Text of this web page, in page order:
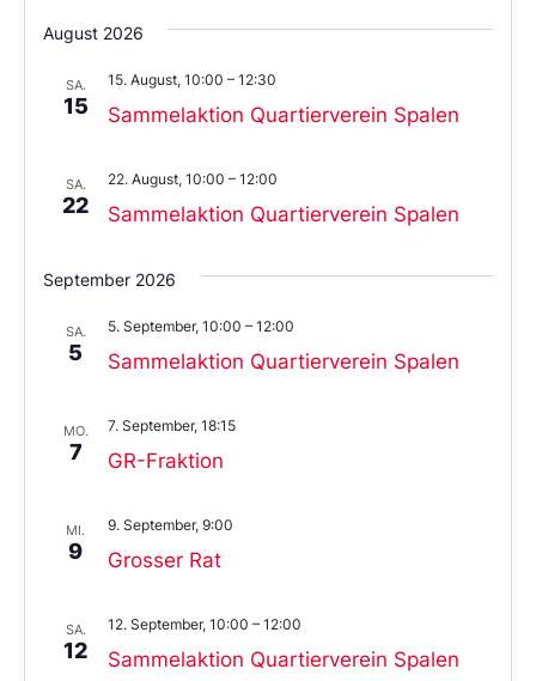
Sie
das
aus.
August 2026
SA.
15 Sammelaktion Quartierverein Spalen
15. August, 10:00 – 12:30
SA.
22 Sammelaktion Quartierverein Spalen
22. August, 10:00 – 12:00
September 2026
SA.
5 Sammelaktion Quartierverein Spalen
5. September, 10:00 – 12:00
MO.
7 GR-Fraktion
7. September, 18:15
MI.
9 Grosser Rat
9. September, 9:00
SA.
12 Sammelaktion Quartierverein Spalen
12. September, 10:00 – 12:00